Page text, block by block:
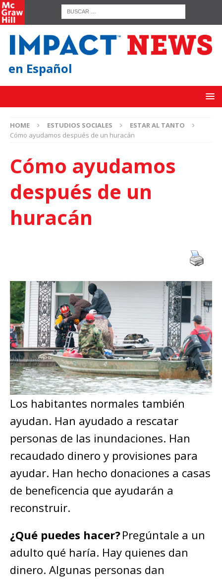
en Español
HOME ESTUDIOS SOCIALES
ESTAR AL TANTO
Cómo ayudamos después de un huracán
Cómo ayudamos
después de un
huracán
Los habitantes normales también
ayudan. Han ayudado a rescatar
personas de las inundaciones. Han
recaudado dinero y provisiones para
ayudar. Han hecho donaciones a casas
de beneficencia que ayudarán a
reconstruir.
¿Qué puedes hacer?Pregúntale a un
adulto qué haría. Hay quienes dan
dinero. Algunas personas dan